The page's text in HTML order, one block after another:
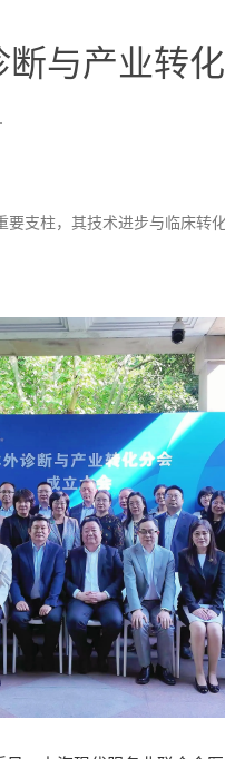
与产业转
要支柱，其技术进步与临床转